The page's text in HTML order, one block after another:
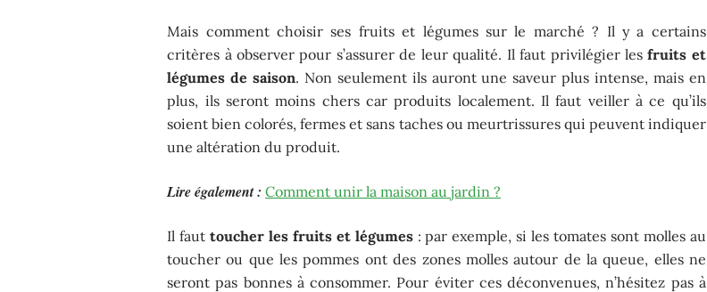
Mais comment choisir ses fruits et légumes sur le marché ? Il y a certains
critères à observer pour s’assurer de leur qualité. Il faut privilégier lesfruits et
légumes de saison. Non seulement ils auront une saveur plus intense, mais en
plus, ils seront moins chers car produits localement. Il faut veiller à ce qu’ils
soient bien colorés, fermes et sans taches ou meurtrissures qui peuvent indiquer
une altération du produit.
Lire également : Comment unir la maison au jardin ?
Il faut toucher les fruits et légumes: par exemple, si les tomates sont molles au
toucher ou que les pommes ont des zones molles autour de la queue, elles ne
seront pas bonnes à consommer. Pour éviter ces déconvenues, n’hésitez pas à